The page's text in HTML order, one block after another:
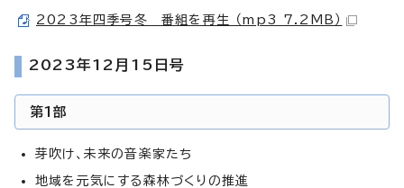
2023年四季号冬 番組を再生 （mp3 7.2MB）
2023年12月15日号
第1部
芽吹け、未来の音楽家たち
地域を元気にする森林づくりの推進